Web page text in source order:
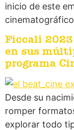
inicio de este
Ficcali
en sus
programa
Desde su
romper
explorar todo